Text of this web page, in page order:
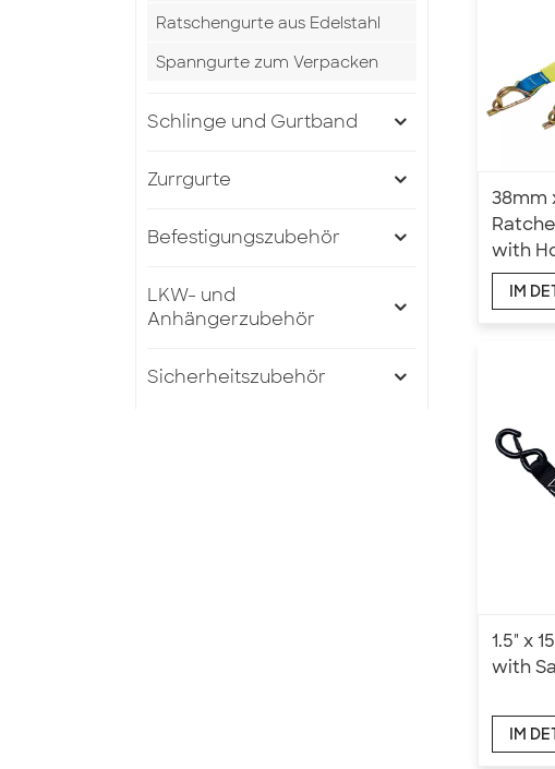
38mm
with
IM
1.5" x
with
IM
Ratschengurte aus Edelstahl
Spanngurte zum Verpacken
Schlinge und Gurtband
Zurrgurte
Befestigungszubehör
LKW- und
Anhängerzubehör
Sicherheitszubehör